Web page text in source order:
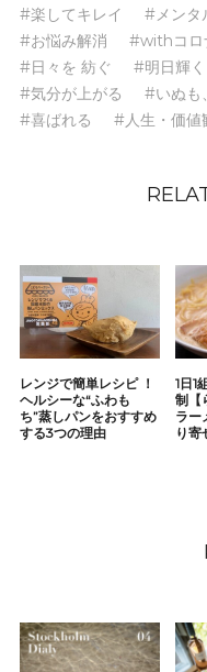
#楽してキレイ
#メンタ
#お悩み解消
#withコロ
#日々を 紡ぐ
#明日輝く
#気分が上がる
#いぬも
#喜ばれる
#人生・価値
レンジで簡単レシピ ！
ヘルシーな“ふわも
ち”蒸しパンをおすすめ
する3つの理由
1日1
制【
ラー
り寄